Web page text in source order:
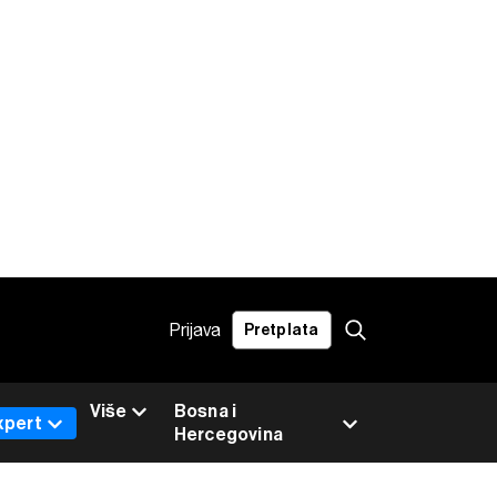
Prijava Pretplata
Bosna i
Hercegovina
Više